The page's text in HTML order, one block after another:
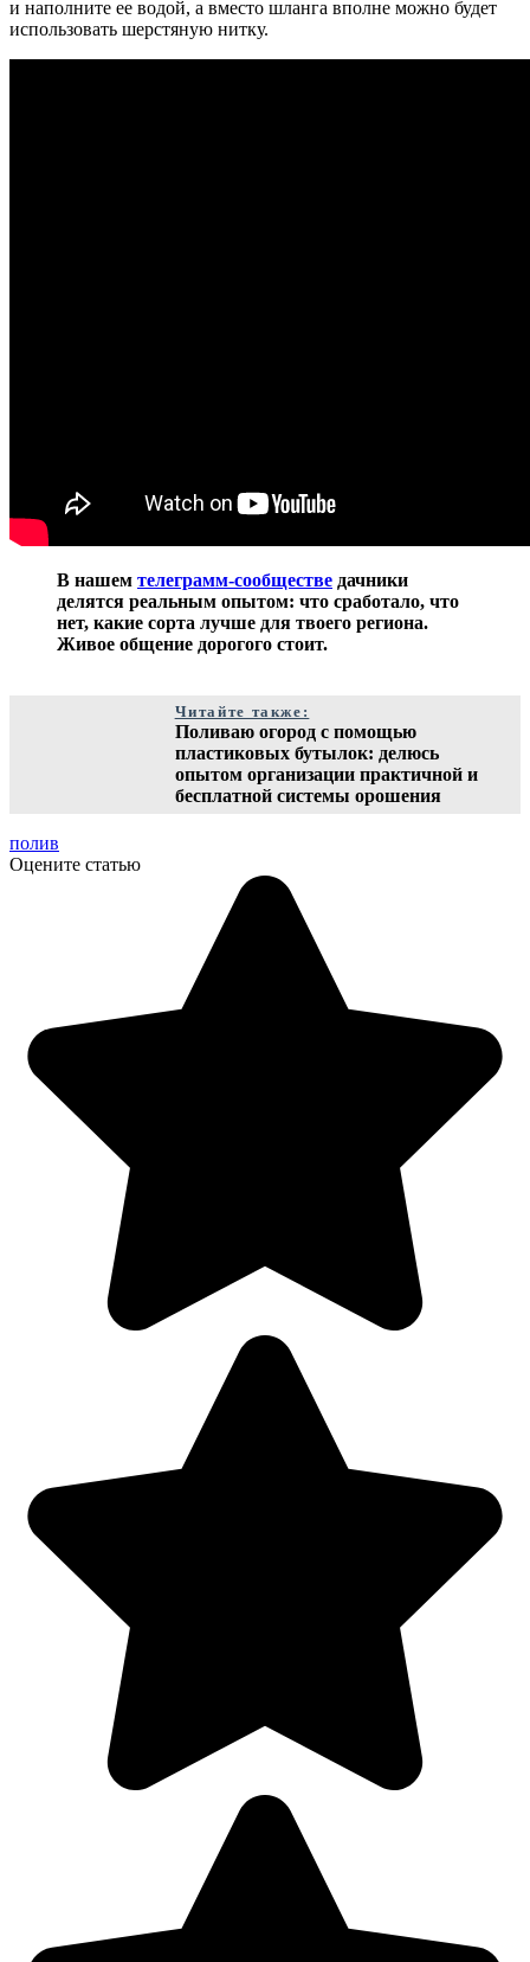
и наполните ее водой, а вместо шланга вполне можно будет
использовать шерстяную нитку.
В нашем телеграмм-сообществе дачники
делятся реальным опытом: что сработало, что
нет, какие сорта лучше для твоего региона.
Живое общение дорогого стоит.
Читайте также:
Поливаю огород с помощью
пластиковых бутылок: делюсь
опытом организации практичной и
бесплатной системы орошения
полив
Оцените статью